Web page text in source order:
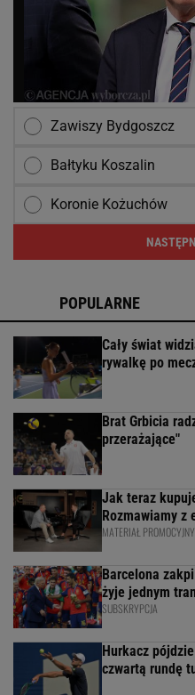
Zawiszy Bydgoszcz
Bałtyku Koszalin
Koronie Kożuchów
POPULARNE
Cały świat
rywalkę po
Brat Grbicia
przerażające"
Jak teraz
Rozmawiamy z
MATERIAŁ PROMOCYJNY
Barcelona
żyje jednym
SUBSKRYPCJA
Hurkacz
czwartą rundę